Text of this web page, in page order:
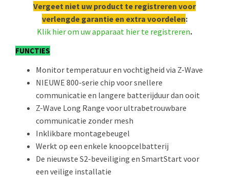
Vergeet niet uw product te registreren voor
verlengde garantie en extra voordelen:
Klik hier om uw apparaat hier te registreren.
FUNCTIES
Monitor temperatuur en vochtigheid via Z-Wave
NIEUWE 800-serie chip voor snellere
communicatie en langere batterijduur dan ooit
Z-Wave Long Range voor ultrabetrouwbare
communicatie zonder mesh
Inklikbare montagebeugel
Werkt op een enkele knoopcelbatterij
De nieuwste S2-beveiliging en SmartStart voor
een veilige installatie